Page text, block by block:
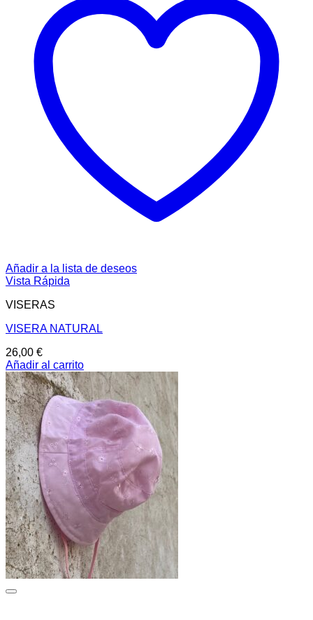
Añadir a la lista de deseos
Vista Rápida
VISERAS
VISERA NATURAL
26,00 €
Añadir al carrito